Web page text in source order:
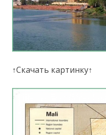
↑Скачать картинку↑